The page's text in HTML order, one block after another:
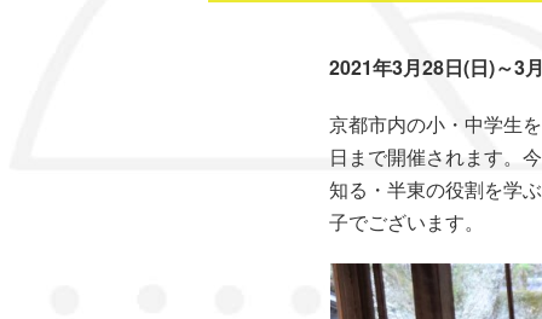
2021年3月28日(日)～3
京都市内の小・中学生
日まで開催されます。
知る・半東の役割を学
子でございます。